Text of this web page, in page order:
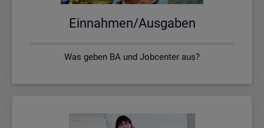
Ein­nah­men/Aus­ga­ben
Was geben BA und Jobcenter aus?